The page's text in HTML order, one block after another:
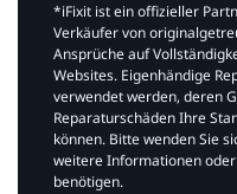
*iFixit ist ein offizieller
Verkäufer von
Ansprüche auf
Websites. Eigenhändige
verwendet werden, deren
Reparaturschäden Ihre
können. Bitte wenden Sie
weitere Informationen
benötigen.​